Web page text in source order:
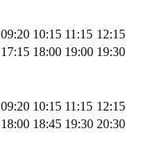
09:20 10:15 11:15 12:15
17:15 18:00 19:00 19:30
09:20 10:15 11:15 12:15
18:00 18:45 19:30 20:30